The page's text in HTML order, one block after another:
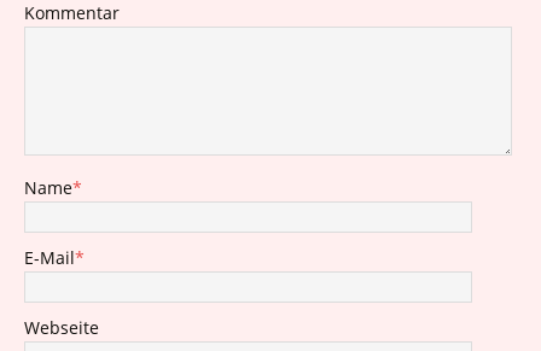
Kommentar
Name*
E-Mail*
Webseite